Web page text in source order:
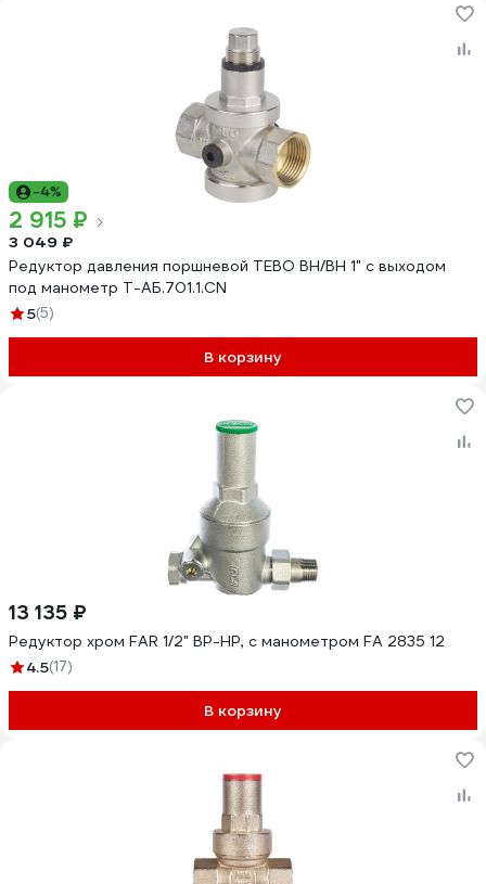
-4%
2 915 ₽
3 049 ₽
Редуктор давления поршневой TEBO ВН/ВН 1" с выходом
под манометр T-АБ.701.1.CN
5(5)
В корзину
13 135 ₽
Редуктор хром FAR 1/2" ВР-НР, с манометром FA 2835 12
4.5(17)
В корзину